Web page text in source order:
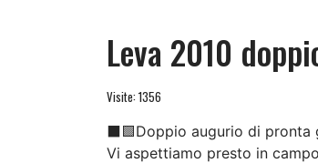
Leva 2010
Visite: 1356
⬛🟩Doppio augurio di pronta
Vi aspettiamo presto in